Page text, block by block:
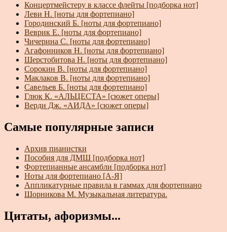
Концертмейстеру в классе флейты [подборка нот]
Леви Н. [ноты для фортепиано]
Городинский Б. [ноты для фортепиано]
Веврик Е. [ноты для фортепиано]
Чичерина С. [ноты для фортепиано]
Агафонников Н. [ноты для фортепиано]
Шерстобитова Н. [ноты для фортепиано]
Сорокин В. [ноты для фортепиано]
Маклаков В. [ноты для фортепиано]
Савельев Б. [ноты для фортепиано]
Глюк К. «АЛЬЦЕСТА» [сюжет оперы]
Верди Дж. «АИДА» [сюжет оперы]
Самые популярные записи
Архив пианистки
Пособия для ДМШ [подборка нот]
Фортепианные ансамбли [подборка нот]
Ноты для фортепиано [А-Я]
Аппликатурные правила в гаммах для фортепиано
Шорникова М. Музыкальная литература.
Цитаты, афоризмы...